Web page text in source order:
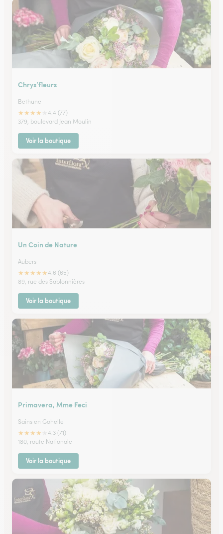
Chrys’fleurs
Bethune
★★★★
4.4 (77)
379, boulevard Jean Moulin
Voir la boutique
Un Coin de Nature
Aubers
★★★★★4.6 (65)
89, rue des Sablonnières
Voir la boutique
Primavera, Mme Feci
Sains en Gohelle
★★★★
4.3 (71)
180, route Nationale
Voir la boutique